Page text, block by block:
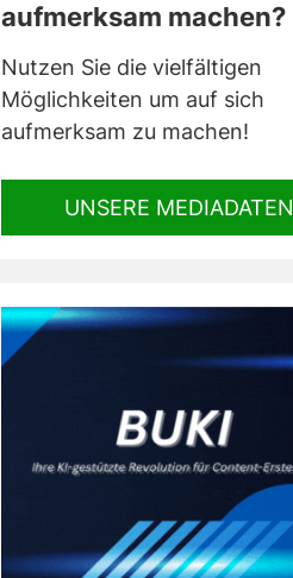
aufmerksam machen?
Nutzen Sie die vielfältigen
Möglichkeiten um auf sich
aufmerksam zu machen!
UNSERE MEDIADATEN